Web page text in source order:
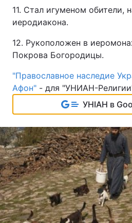
11. Стал игуменом обители,
иеродиакона.
12. Рукоположен в
Покрова Богородицы.
"Православное наследие
Афон" - для "УНИАН-
УНІАН в